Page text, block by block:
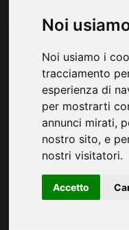
Noi
Noi usiamo i
tracciamento
esperienza di
per mostrarti
annunci mirati,
nostro sito, e
nostri visitatori.
Accetto
Ivan Talarico -